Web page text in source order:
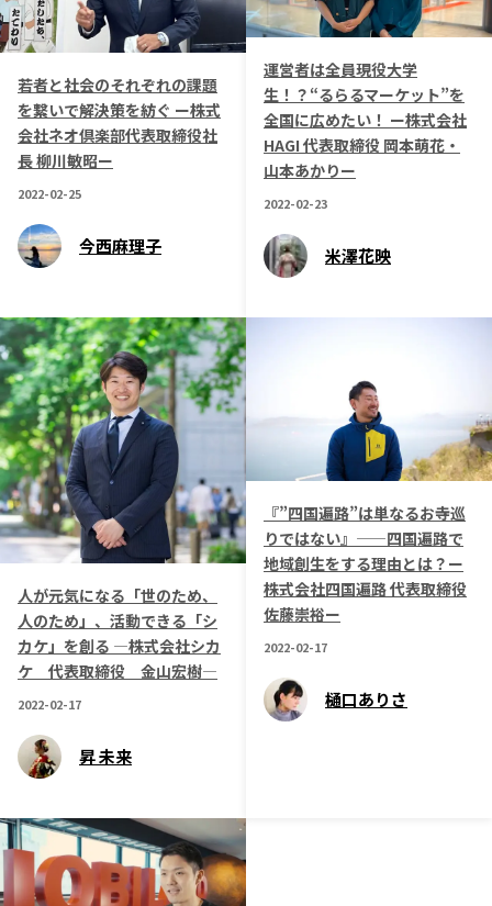
若者と社会のそれぞれの課題
を繋いで解決策を紡ぐ ー株式
会社ネオ倶楽部代表取締役社
長 柳川敏昭ー
2022-02-25
今西麻理子
運営者は全員現役大学
生！？“るらるマーケット”を
全国に広めたい！ ー株式会社
HAGI 代表取締役 岡本萌花・
山本あかりー
2022-02-23
米澤花映
人が元気になる「世のため、
人のため」、活動できる「シ
カケ」を創る ―株式会社シカ
ケ 代表取締役 金山宏樹―
2022-02-17
昇 未来
『”四国遍路”は単なるお寺巡
りではない』——四国遍路で
地域創生をする理由とは？ー
株式会社四国遍路 代表取締役
佐藤崇裕ー
2022-02-17
樋口ありさ